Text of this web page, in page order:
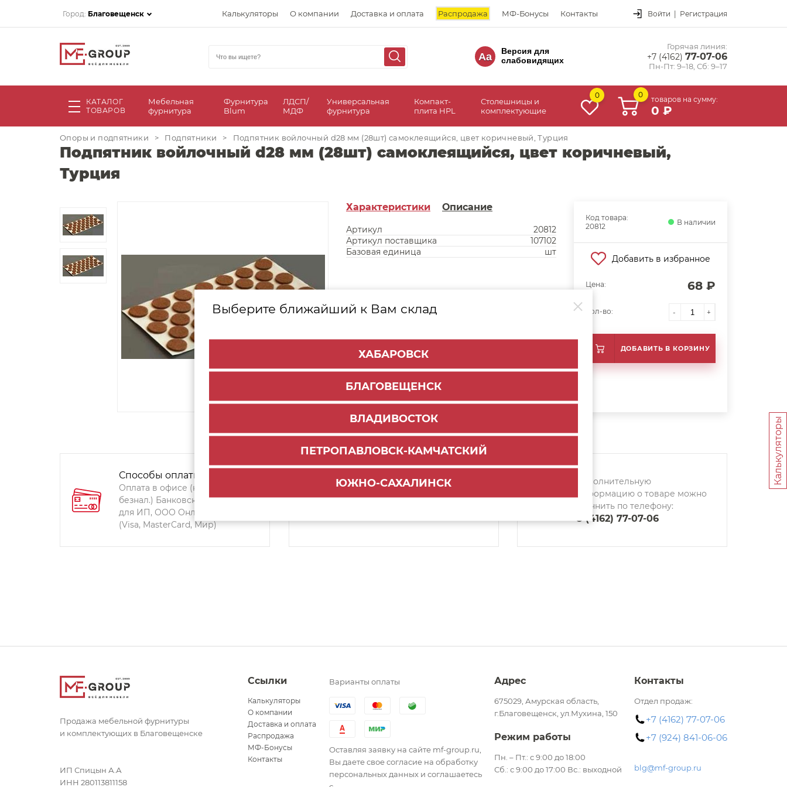
Город: Благовещенск Калькуляторы О компании Доставка и оплата Распродажа МФ-Бонусы Контакты Войти | Регистрация
Aa
Версия для
слабовидящих
Горячая линия:
+7 (4162) 77-07-06
Пн-Пт: 9–18, Сб: 9–17
КАТАЛОГ
ТОВАРОВ
Мебельная
фурнитура
Фурнитура
Blum
ЛДСП/
МДФ
Универсальная
фурнитура
Компакт-
плита HPL
Столешницы и
комплектующие
0 0
товаров на сумму:
0 ₽
Выберите ближайший к Вам склад
ХАБАРОВСК
БЛАГОВЕЩЕНСК
ВЛАДИВОСТОК
ПЕТРОПАВЛОВСК-КАМЧАТСКИЙ
ЮЖНО-САХАЛИНСК
Опоры и подпятники > Подпятники > Подпятник войлочный d28 мм (28шт) самоклеящийся, цвет коричневый, Турция
Подпятник войлочный d28 мм (28шт) самоклеящийся, цвет коричневый,
Турция
Характеристики Описание
Артикул
20812
Артикул поставщика
107102
Базовая единица
шт
Код товара:
20812
В наличии
Добавить в избранное
Цена: 68 ₽
Кол-во: - +
ДОБАВИТЬ В КОРЗИНУ
Способы оплаты:
Оплата в офисе (наличными,
безнал.) Банковский перевод
для ИП, ООО Онлайн-оплата
(Visa, MasterCard, Мир)
Способы доставки:
По городу:1000 руб.
Дополнительную
информацию о товаре можно
уточнить по телефону:
8 (4162) 77-07-06
Калькуляторы
Продажа мебельной фурнитуры
и комплектующих в Благовещенске
ИП Спицын А.А
ИНН 280113811158
Ссылки
Калькуляторы
О компании
Доставка и оплата
Распродажа
МФ-Бонусы
Контакты
Варианты оплаты
Оставляя заявку на сайте mf-group.ru,
Вы даете свое согласие на обработку
персональных данных и соглашаетесь
Адрес
675029, Амурская область,
г.Благовещенск, ул.Мухина, 150
Режим работы
Пн. – Пт.: с 9:00 до 18:00
Сб.: с 9:00 до 17:00 Вс.: выходной
Контакты
Отдел продаж:
+7 (4162) 77-07-06
+7 (924) 841-06-06
blg@mf-group.ru